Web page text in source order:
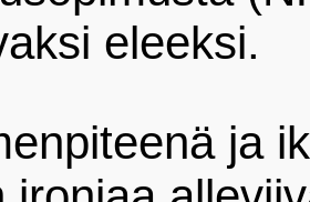
eleeksi.
ja